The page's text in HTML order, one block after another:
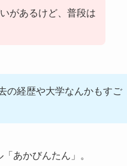
があるけど、普段は
の経歴や大学なんかもすご
あかびんたん」。